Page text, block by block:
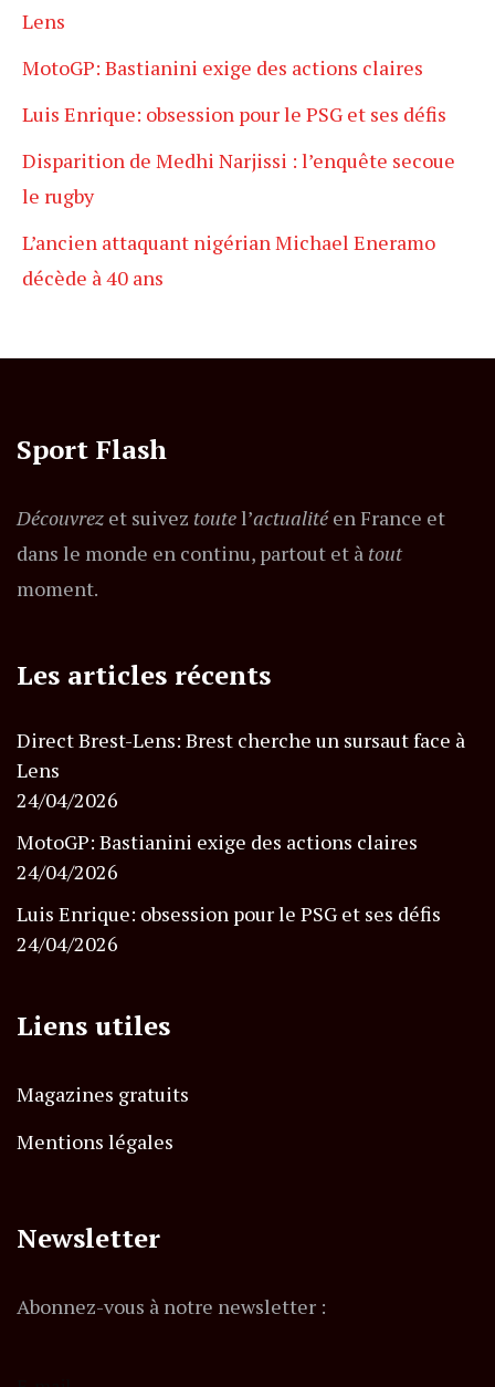
Lens
MotoGP: Bastianini exige des actions claires
Luis Enrique: obsession pour le PSG et ses défis
Disparition de Medhi Narjissi : l’enquête secoue
le rugby
L’ancien attaquant nigérian Michael Eneramo
décède à 40 ans
Sport Flash
Découvrez et suivez toutel’actualitéen France et
dans le monde en continu, partout et à tout
moment.
Les articles récents
Direct Brest-Lens: Brest cherche un sursaut face à
Lens
24/04/2026
MotoGP: Bastianini exige des actions claires
24/04/2026
Luis Enrique: obsession pour le PSG et ses défis
24/04/2026
Liens utiles
Magazines gratuits
Mentions légales
Newsletter
Abonnez-vous à notre newsletter :